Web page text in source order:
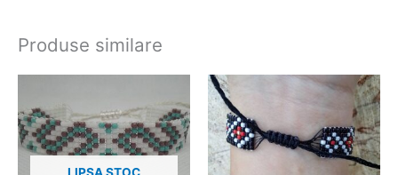
Produse similare
LIPSA STOC